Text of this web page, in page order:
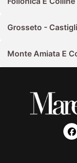
Grosseto -
Monte Amiata E